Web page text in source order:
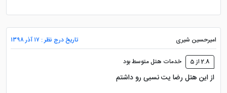
امیرحسین شیری تاریخ درج نظر : ۱۷ آذر ۱۳۹۸
2.8 از 5 خدمات هتل متوسط بود
از این هتل رضا یت نسبی رو داشتم